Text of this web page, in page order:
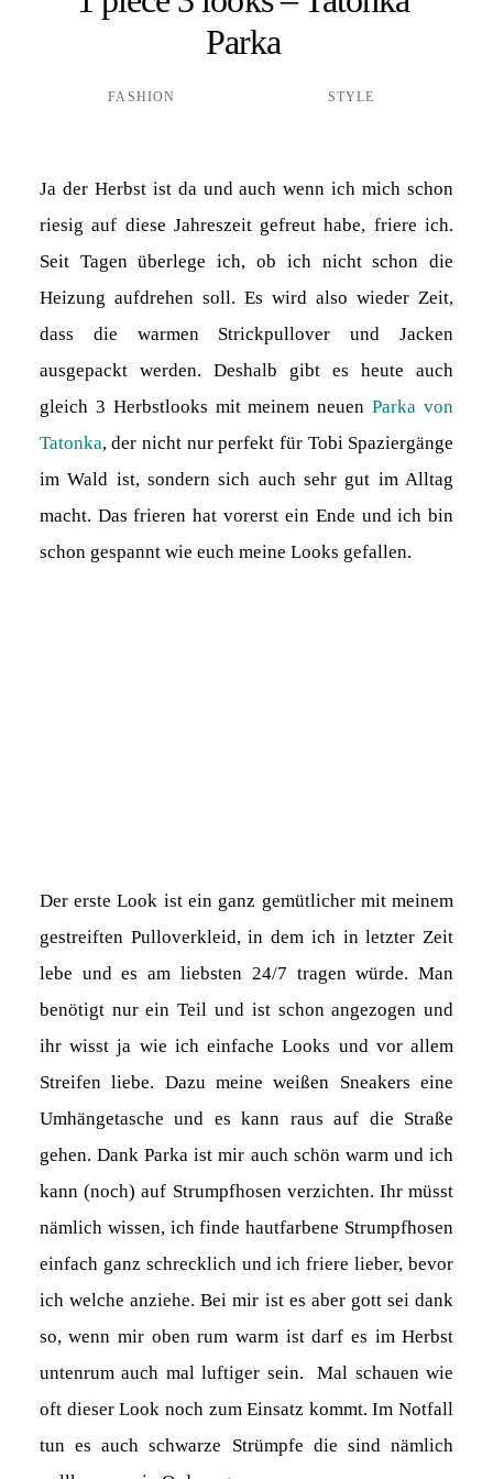
Parka
FASHION STYLE
Ja der Herbst ist da und auch wenn ich mich schon
riesig auf diese Jahreszeit gefreut habe, friere ich.
Seit Tagen überlege ich, ob ich nicht schon die
Heizung aufdrehen soll. Es wird also wieder Zeit,
dass die warmen Strickpullover und Jacken
ausgepackt werden. Deshalb gibt es heute auch
gleich 3 Herbstlooks mit meinem neuenParka von
Tatonka, der nicht nur perfekt für Tobi Spaziergänge
im Wald ist, sondern sich auch sehr gut im Alltag
macht. Das frieren hat vorerst ein Ende und ich bin
schon gespannt wie euch meine Looks gefallen.
Der erste Look ist ein ganz gemütlicher mit meinem
gestreiften Pulloverkleid, in dem ich in letzter Zeit
lebe und es am liebsten 24/7 tragen würde. Man
benötigt nur ein Teil und ist schon angezogen und
ihr wisst ja wie ich einfache Looks und vor allem
Streifen liebe. Dazu meine weißen Sneakers eine
Umhängetasche und es kann raus auf die Straße
gehen. Dank Parka ist mir auch schön warm und ich
kann (noch) auf Strumpfhosen verzichten. Ihr müsst
nämlich wissen, ich finde hautfarbene Strumpfhosen
einfach ganz schrecklich und ich friere lieber, bevor
ich welche anziehe. Bei mir ist es aber gott sei dank
so, wenn mir oben rum warm ist darf es im Herbst
untenrum auch mal luftiger sein. Mal schauen wie
oft dieser Look noch zum Einsatz kommt. Im Notfall
tun es auch schwarze Strümpfe die sind nämlich